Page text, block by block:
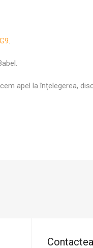
apel la înțelegerea,